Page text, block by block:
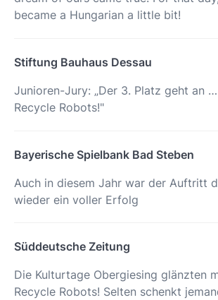
became a Hungarian a little bit!
Stiftung Bauhaus Dessau
Junioren-Jury: „Der 3. Platz geht an
Recycle Robots!"
Bayerische Spielbank Bad Steben
Auch in diesem Jahr war der Auftritt
wieder ein voller Erfolg
Süddeutsche Zeitung
Die Kulturtage Obergiesing glänzten
Recycle Robots! Selten schenkt